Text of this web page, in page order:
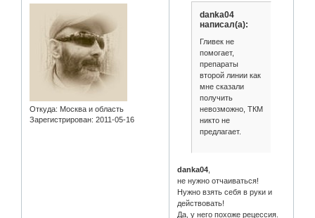
Откуда: Москва и область
Зарегистрирован: 2011-05-16
danka04
написал(а):
Гливек не
помогает,
препараты
второй линии как
мне сказали
получить
невозможно, ТКМ
никто не
предлагает.
danka04
не нужно отчаиваться!
Нужно взять себя в руки и
действовать!
Да, у него похоже рецессия.